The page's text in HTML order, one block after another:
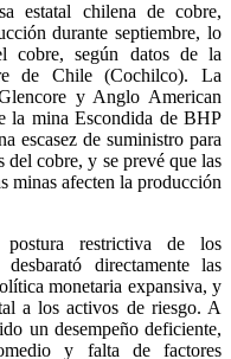
estatal chilena de cobre,
durante septiembre, lo
cobre, según datos de la
de Chile (Cochilco). La
y Anglo American
la mina Escondida de BHP
escasez de suministro para
cobre, y se prevé que las
minas afecten la producción
restrictiva de los
directamente las
monetaria expansiva, y
a los activos de riesgo. A
un desempeño deficiente,
y falta de factores